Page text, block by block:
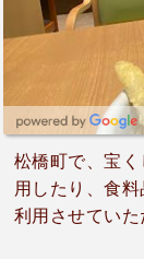
松橋町で、宝
用したり、食
利用させてい
り、雨の日は